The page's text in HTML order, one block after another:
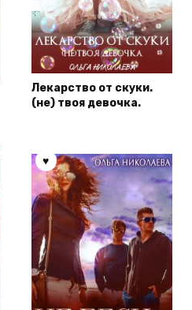
Лекарство от скуки.
(не) твоя девочка.